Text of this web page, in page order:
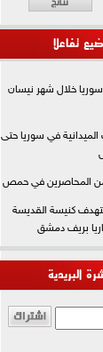
تفاعلا
سوريا خلال شهر نيسان
في سوريا حتى
المحاصرين في حمص
كنيسة القديسة
بريف دمشق
البريدية